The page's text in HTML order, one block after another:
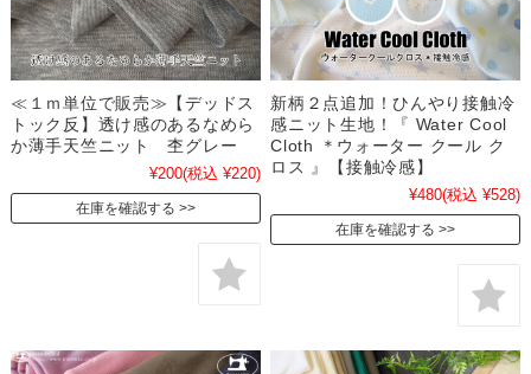
≪１ｍ単位で販売≫【デッドス
トック反】透け感のあるなめら
か薄手天竺ニット 杢グレー
¥200(税込 ¥220)
在庫を確認する
新柄２点追加！ひんやり接触冷
感ニット生地！『 Water Cool
Cloth ＊ウォーター クール ク
ロス 』【接触冷感】
¥480(税込 ¥528)
在庫を確認する